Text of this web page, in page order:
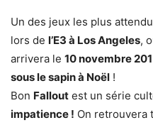
Un des jeux les plus
lors de l’E3 à Los Angeles,
arrivera le 10 novembre
sous le sapin à Noël !
Bon Fallout est un série
impatience ! On retrouvera